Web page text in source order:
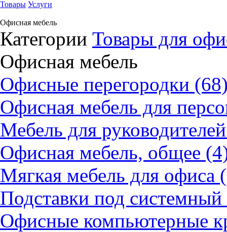
Товары Услуги
Офисная мебель
Категории Товары для
Офисная мебель
Офисные перегородки
Офисная мебель для
Мебель для
Офисная мебель, общее
Мягкая мебель для офиса
Подставки под
Офисные компьютерные